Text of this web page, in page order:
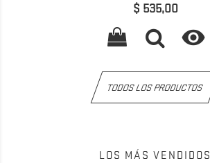
Precio
$ 535,00

TODOS LOS PRODUCTOS
LOS MÁS VENDIDOS